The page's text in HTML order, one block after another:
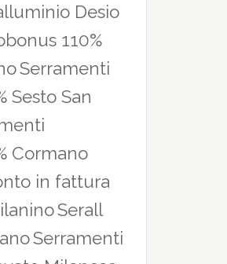
Desio
110%
Serramenti
Sesto San
Cormano
in fattura
Serall
Serramenti